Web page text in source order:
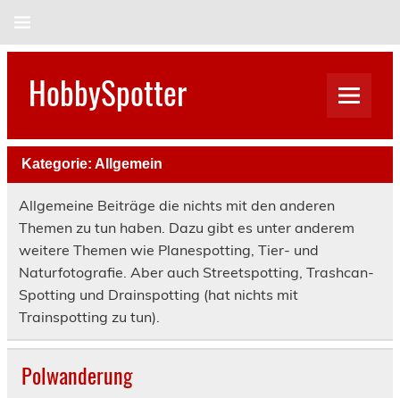
HobbySpotter
Kategorie: Allgemein
Allgemeine Beiträge die nichts mit den anderen
Themen zu tun haben. Dazu gibt es unter anderem
weitere Themen wie Planespotting, Tier- und
Naturfotografie. Aber auch Streetspotting, Trashcan-
Spotting und Drainspotting (hat nichts mit
Trainspotting zu tun).
Polwanderung